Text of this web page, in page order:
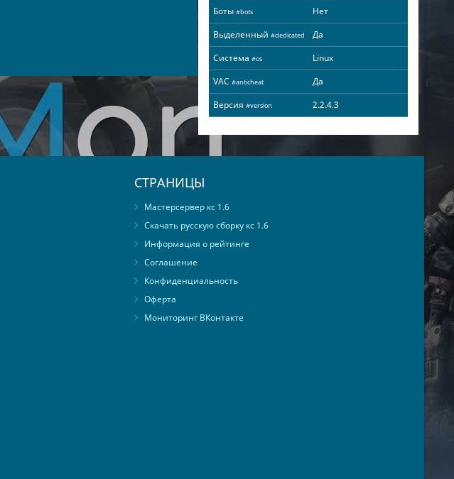
Боты #bots
Нет
Выделенный #dedicated
Да
Система #os
Linux
VAC #anticheat
Да
Версия #version 2.2.4.3
СТРАНИЦЫ
Мастерсервер кс 1.6
Скачать русскую сборку кс 1.6
Информация о рейтинге
Соглашение
Конфиденциальность
Оферта
Мониторинг ВКонтакте